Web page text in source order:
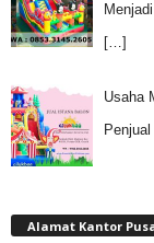
[…]
Usaha
Alamat Kantor